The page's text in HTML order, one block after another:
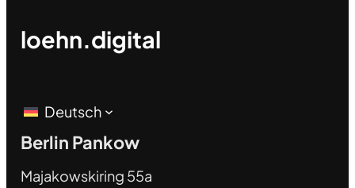
loehn.digital
Deutsch
Berlin Pankow
Majakowskiring 55a